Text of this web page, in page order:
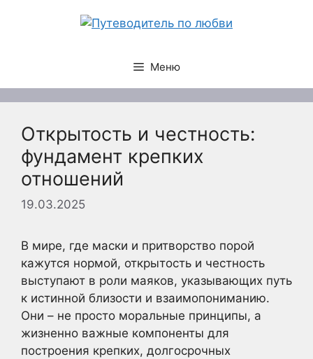
Меню
Открытость и честность:
фундамент крепких
отношений
19.03.2025
В мире, где маски и притворство порой
кажутся нормой, открытость и честность
выступают в роли маяков, указывающих путь
к истинной близости и взаимопониманию.
Они – не просто моральные принципы, а
жизненно важные компоненты для
построения крепких, долгосрочных